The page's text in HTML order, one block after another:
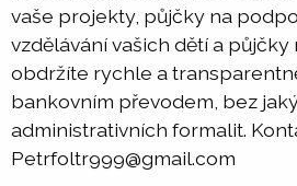
vaše projekty, půjčky na
vzdělávání vašich dětí a půjčky
obdržíte rychle a
bankovním převodem, bez
administrativních formalit.
Petrfoltr999@gmail.com